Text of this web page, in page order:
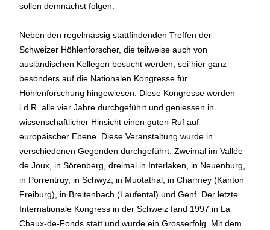
sollen demnächst folgen.
Neben den regelmässig stattfindenden Treffen der
Schweizer Höhlenforscher, die teilweise auch von
ausländischen Kollegen besucht werden, sei hier ganz
besonders auf die Nationalen Kongresse für
Höhlenforschung hingewiesen. Diese Kongresse werden
i.d.R. alle vier Jahre durchgeführt und geniessen in
wissenschaftlicher Hinsicht einen guten Ruf auf
europäischer Ebene. Diese Veranstaltung wurde in
verschiedenen Gegenden durchgeführt: Zweimal im Vallée
de Joux, in Sörenberg, dreimal in Interlaken, in Neuenburg,
in Porrentruy, in Schwyz, in Muotathal, in Charmey (Kanton
Freiburg), in Breitenbach (Laufental) und Genf. Der letzte
Internationale Kongress in der Schweiz fand 1997 in La
Chaux-de-Fonds statt und wurde ein Grosserfolg. Mit dem